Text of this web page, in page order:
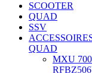
SCOOTER
QUAD
SSV
QUAD
MXU